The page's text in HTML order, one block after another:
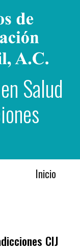
Salud
Inicio
CIJ